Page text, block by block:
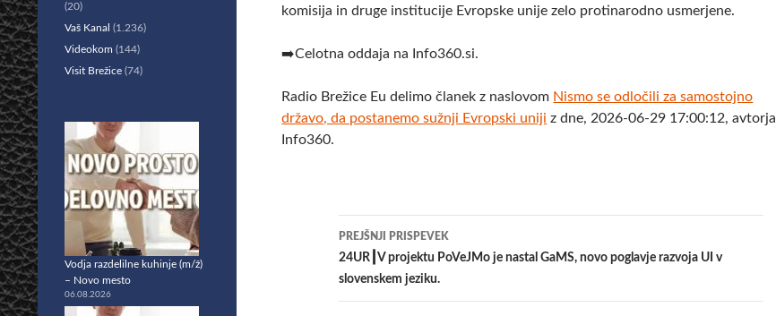
komisija in druge institucije Evropske unije zelo protinarodno usmerjene.
➡️Celotna oddaja na Info360.si.
Radio Brežice Eu delimo članek z naslovom Nismo se odločili za samostojno
državo, da postanemo sužnji Evropski uniji z dne, 2026-06-29 17:00:12, avtorja
Info360.
Krmarjenje
po
prispevkih
PREJŠNJI PRISPEVEK
24UR┃V projektu PoVeJMo je nastal GaMS, novo poglavje razvoja UI v
slovenskem jeziku.
(20)
Vaš Kanal (1.236)
Videokom (144)
Visit Brežice (74)
Vodja razdelilne kuhinje (m/ž)
– Novo mesto
06.08.2026